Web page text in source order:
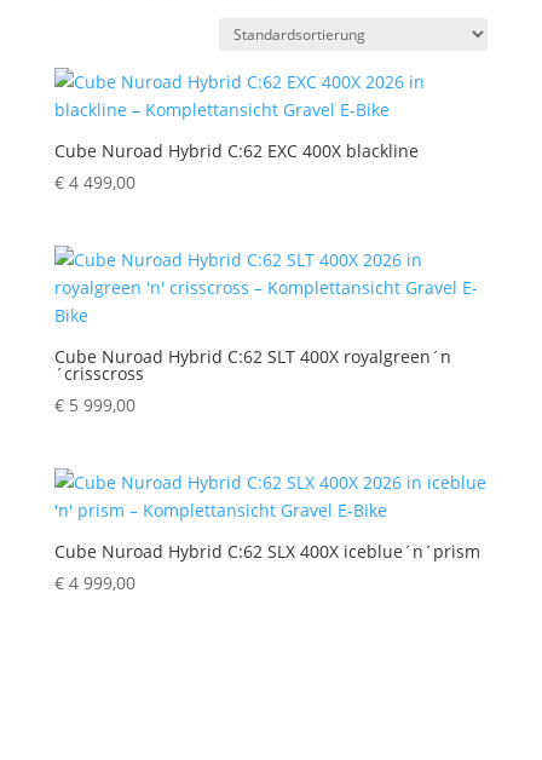
Cube Nuroad Hybrid C:62 EXC 400X blackline
€4 499,00
Cube Nuroad Hybrid C:62 SLT 400X royalgreen´n
´crisscross
€5 999,00
Cube Nuroad Hybrid C:62 SLX 400X iceblue´n´prism
€4 999,00